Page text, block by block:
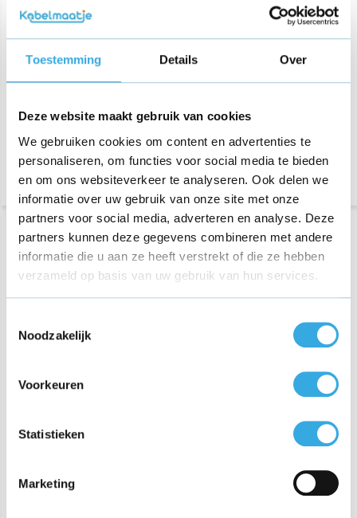
Toestemming Details Over
Deze website maakt gebruik van cookies
We gebruiken cookies om content en advertenties te
personaliseren, om functies voor social media te bieden
en om ons websiteverkeer te analyseren. Ook delen we
informatie over uw gebruik van onze site met onze
partners voor social media, adverteren en analyse. Deze
partners kunnen deze gegevens combineren met andere
informatie die u aan ze heeft verstrekt of die ze hebben
verzameld op basis van uw gebruik van hun services.
Noodzakelijk
Voorkeuren
Statistieken
Marketing
GO SOLID! - 3-Poort USB
Adapter 100W (USB A +
USB C + USB C)
Morgen in huis
iPhone Dual Usb-C
Morgen in huis
Dual Poort (USB A & USB-
€ 29,95
iPhone USB-C adapter